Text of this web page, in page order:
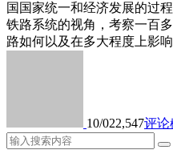
国国家统一和经济发展的过
铁路系统的视角，考察一百
路如何以及在多大程度上影
10/022,547评论